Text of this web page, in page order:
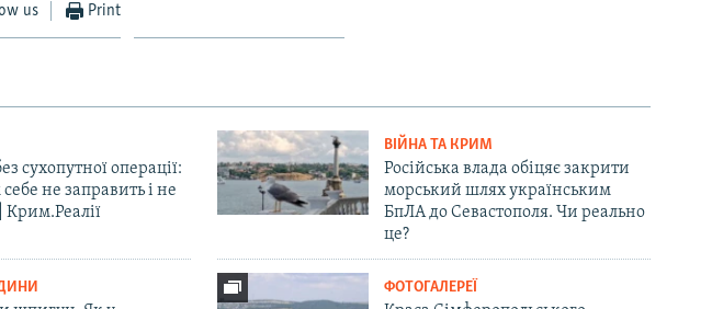
us Print
сухопутної операції:
не заправить і не
Крим.Реалії
ВІЙНА ТА КРИМ
Російська влада обіцяє закрити
морський шлях українським
БпЛА до Севастополя. Чи реально
це?
ФОТОГАЛЕРЕЇ